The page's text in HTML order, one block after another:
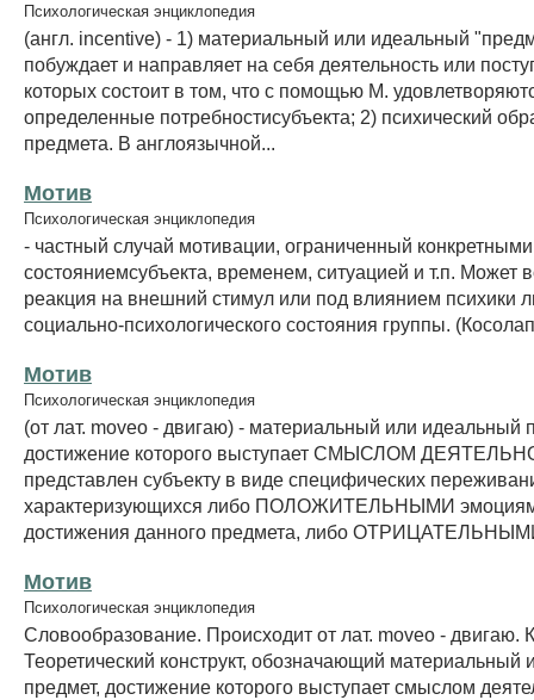
Психологическая энциклопедия
(англ. incentive) - 1) материальный или идеальный
побуждает и направляет на себя деятельность или
которых состоит в том, что с помощью М.
определенные потребностисубъекта; 2) психический
предмета. В англоязычной...
Мотив
Психологическая энциклопедия
- частный случай мотивации, ограниченный
состояниемсубъекта, временем, ситуацией и т.п. Может
реакция на внешний стимул или под влиянием психики
социально-психологического состояния группы.
Мотив
Психологическая энциклопедия
(от лат. moveo - двигаю) - материальный или идеальный
достижение которого выступает СМЫСЛОМ
представлен субъекту в виде специфических
характеризующихся либо ПОЛОЖИТЕЛЬНЫМИ
достижения данного предмета, либо
Мотив
Психологическая энциклопедия
Словообразование. Происходит от лат. moveo - двигаю.
Теоретический конструкт, обозначающий материальный
предмет, достижение которого выступает смыслом